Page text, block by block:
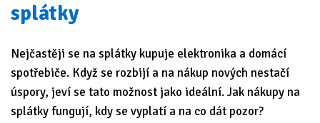
splátky
Nejčastěji se na splátky kupuje elektronika a domácí
spotřebiče. Když se rozbijí a na nákup nových nestačí
úspory, jeví se tato možnost jako ideální. Jak nákupy na
splátky fungují, kdy se vyplatí a na co dát pozor?